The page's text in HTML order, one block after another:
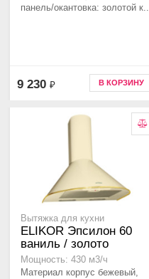
панель/окантовка: золотой к..
9 230 ₽ В КОРЗИНУ
Вытяжка для кухни
ELIKOR Эпсилон 60
ваниль / золото
Мощность: 430 м3/ч
Материал корпус бежевый,